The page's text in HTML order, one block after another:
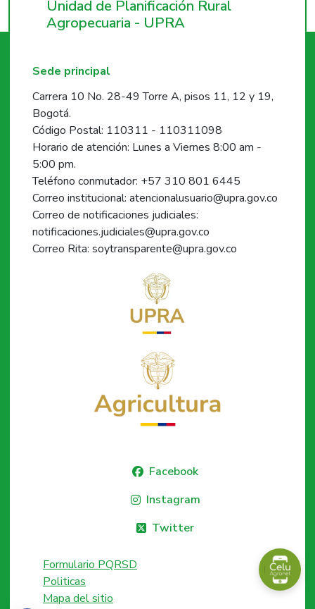
Unidad de Planificación Rural
Agropecuaria - UPRA
Sede principal
Carrera 10 No. 28-49 Torre A, pisos 11, 12 y 19,
Bogotá.
Código Postal: 110311 - 110311098
Horario de atención: Lunes a Viernes 8:00 am -
5:00 pm.
Teléfono conmutador: +57 310 801 6445
Correo institucional: atencionalusuario@upra.gov.co
Correo de notificaciones judiciales:
notificaciones.judiciales@upra.gov.co
Correo Rita: soytransparente@upra.gov.co
Facebook
Instagram
Twitter
Formulario PQRSD
Politicas
Mapa del sitio